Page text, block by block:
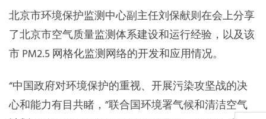
北京市环境保护监测中心副主任刘保献则在会上分享
了北京市空气质量监测体系建设和运行经验，以及该
市 PM2.5 网格化监测网络的开发和应用情况。
“中国政府对环境保护的重视、开展污染攻坚战的决
心和能力有目共睹，”联合国环境署气候和清洁空气